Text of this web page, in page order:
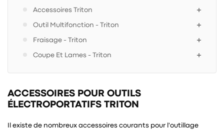
Accessoires Triton
Outil Multifonction - Triton
Fraisage - Triton
Coupe Et Lames - Triton
ACCESSOIRES POUR OUTILS
ÉLECTROPORTATIFS TRITON
Il existe de nombreux accessoires courants pour l'outillage